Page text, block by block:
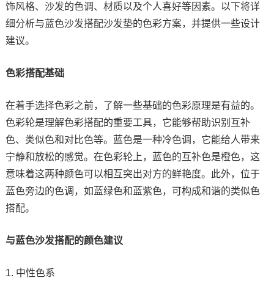
饰风格、沙发的色调、材质以及个人喜好等因素。以下将详
细分析与蓝色沙发搭配沙发垫的色彩方案，并提供一些设计
建议。
色彩搭配基础
在着手选择色彩之前，了解一些基础的色彩原理是有益的。
色彩轮是理解色彩搭配的重要工具，它能够帮助识别互补
色、类似色和对比色等。蓝色是一种冷色调，它能给人带来
宁静和放松的感觉。在色彩轮上，蓝色的互补色是橙色，这
意味着这两种颜色可以相互突出对方的鲜艳度。此外，位于
蓝色旁边的色调，如蓝绿色和蓝紫色，可构成和谐的类似色
搭配。
与蓝色沙发搭配的颜色建议
1. 中性色系